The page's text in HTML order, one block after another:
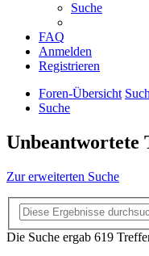
Suche
FAQ
Anmelden
Registrieren
Foren-Übersicht
Suche
Unbeantwortete
Zur erweiterten Suche
Die Suche ergab 619